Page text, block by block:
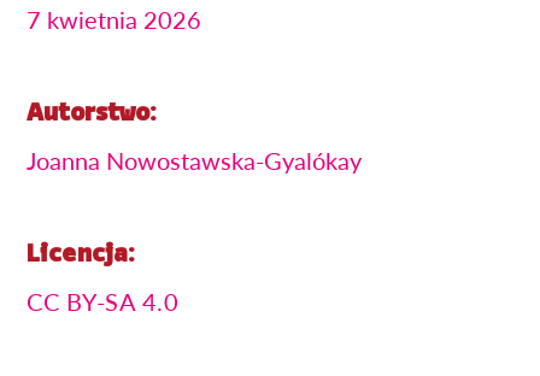
7 kwietnia 2026
Autorstwo:
Joanna Nowostawska-Gyalókay
Licencja:
CC BY-SA 4.0